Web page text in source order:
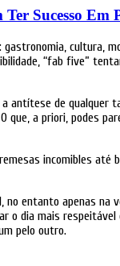
Sucesso Em
cultura,
“fab five”
antítese de
a priori, podes
incomibles
entanto apenas
dia mais
pelo outro.